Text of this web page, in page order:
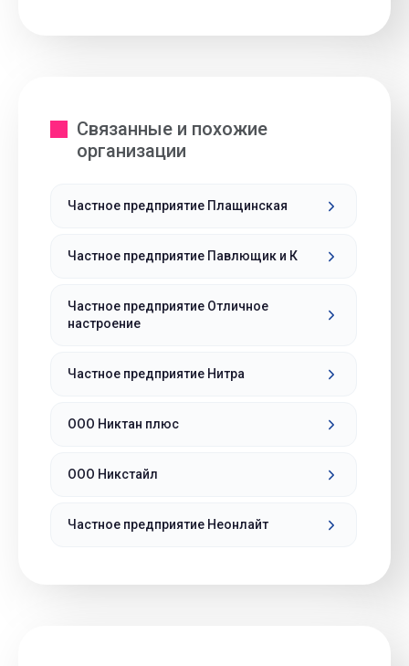
Связанные и похожие
организации
Частное предприятие Плащинская
Частное предприятие Павлющик и К
Частное предприятие Отличное
настроение
Частное предприятие Нитра
ООО Никтан плюс
ООО Никстайл
Частное предприятие Неонлайт